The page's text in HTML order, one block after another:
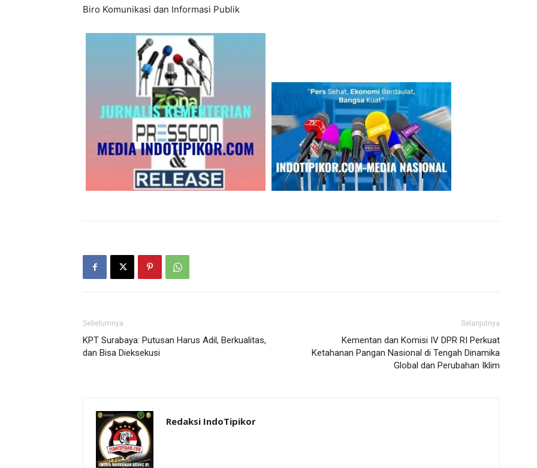
Biro Komunikasi dan Informasi Publik
Sebelumnya
KPT Surabaya: Putusan Harus Adil, Berkualitas,
dan Bisa Dieksekusi
Selanjutnya
Kementan dan Komisi IV DPR RI Perkuat
Ketahanan Pangan Nasional di Tengah Dinamika
Global dan Perubahan Iklim
Redaksi IndoTipikor